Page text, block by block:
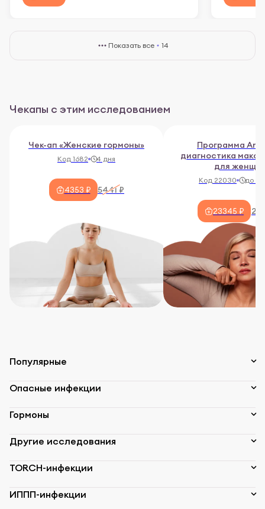
Показать все 14
Чекапы с этим исследованием
Чек-ап «Женские гормоны»
Код 1682 4 дня
4353 ₽ 5441 ₽
Программа
диагностика
для
Код 22030 до 10
23345 ₽
Популярные
Опасные инфекции
Гормоны
Другие исследования
TORCH-инфекции
ИППП-инфекции